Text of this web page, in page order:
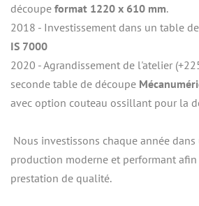
découpe format 1220 x 610 mm.
2018 - Investissement dans un table
IS 7000
2020 - Agrandissement de l'atelier
seconde table de découpe
avec option couteau ossillant pour la
Nous investissons chaque année
production moderne et performant
prestation de qualité.